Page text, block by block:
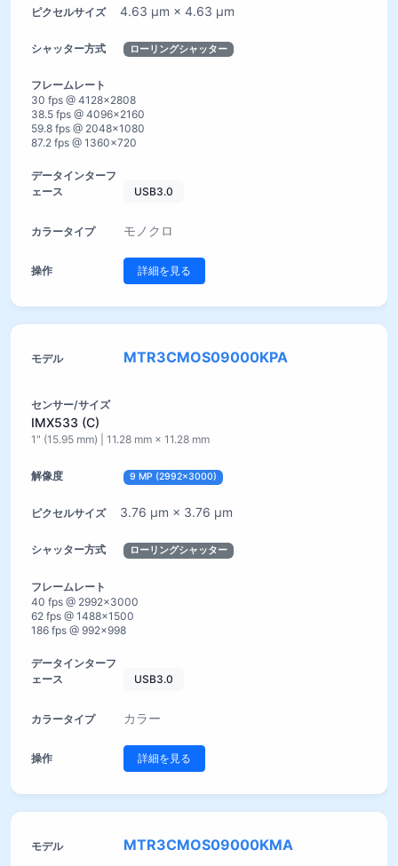
4.63 µm × 4.63 µm
ローリングシャッター
30 fps @ 4128×2808
38.5 fps @ 4096×2160
59.8 fps @ 2048×1080
87.2 fps @ 1360×720
USB3.0
モノクロ
詳細を見る
MTR3CMOS09000KPA
IMX533 (C)
1" (15.95 mm) | 11.28 mm × 11.28 mm
9 MP (2992×3000)
3.76 µm × 3.76 µm
ローリングシャッター
40 fps @ 2992×3000
62 fps @ 1488×1500
186 fps @ 992×998
USB3.0
カラー
詳細を見る
MTR3CMOS09000KMA